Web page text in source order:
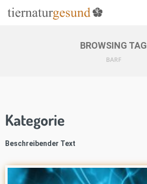
BROWSING TAG
BARF
Kategorie
Beschreibender Text